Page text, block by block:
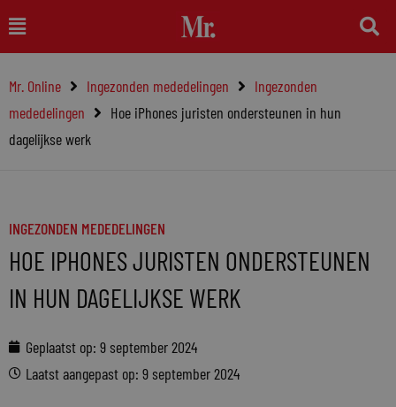
naar
inhoud
Main
Menu
Mr. Online Ingezonden mededelingen
Ingezonden
mededelingen
Hoe iPhones juristen ondersteunen in hun
dagelijkse werk
INGEZONDEN MEDEDELINGEN
HOE IPHONES JURISTEN ONDERSTEUNEN
IN HUN DAGELIJKSE WERK
Geplaatst op: 9 september 2024
Laatst aangepast op: 9 september 2024